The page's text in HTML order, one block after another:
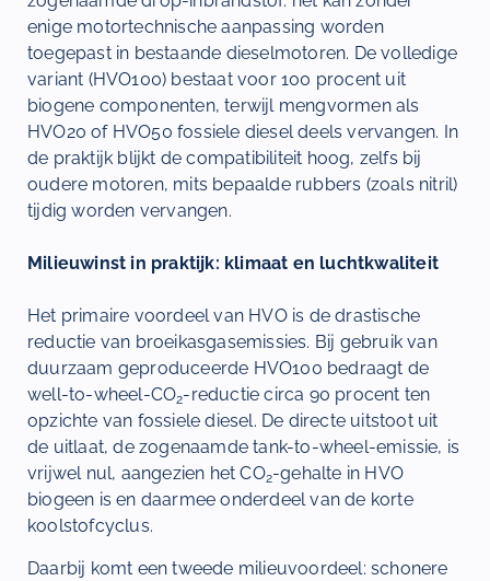
enige motortechnische aanpassing worden
toegepast in bestaande dieselmotoren. De volledige
variant (HVO100) bestaat voor 100 procent uit
biogene componenten, terwijl mengvormen als
HVO20 of HVO50 fossiele diesel deels vervangen. In
de praktijk blijkt de compatibiliteit hoog, zelfs bij
oudere motoren, mits bepaalde rubbers (zoals nitril)
tijdig worden vervangen.
Milieuwinst in praktijk: klimaat en luchtkwaliteit
Het primaire voordeel van HVO is de drastische
reductie van broeikasgasemissies. Bij gebruik van
duurzaam geproduceerde HVO100 bedraagt de
well-to-wheel-CO2-reductie circa 90 procent ten
opzichte van fossiele diesel. De directe uitstoot uit
de uitlaat, de zogenaamde tank-to-wheel-emissie, is
vrijwel nul, aangezien het CO2-gehalte in HVO
biogeen is en daarmee onderdeel van de korte
koolstofcyclus.
Daarbij komt een tweede milieuvoordeel: schonere